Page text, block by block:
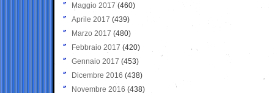
Maggio 2017 (460)
Aprile 2017 (439)
Marzo 2017 (480)
Febbraio 2017 (420)
Gennaio 2017 (453)
Dicembre 2016 (438)
Novembre 2016 (438)